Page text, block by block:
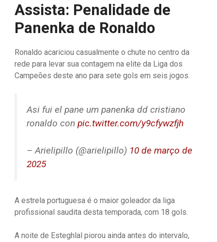
Assista: Penalidade de
Panenka de Ronaldo
Ronaldo acariciou casualmente o chute no centro da
rede para levar sua contagem na elite da Liga dos
Campeões deste ano para sete gols em seis jogos.
Asi fui el pane um panenka dd cristiano
ronaldo con pic.twitter.com/y9cfywzfjh
– Arielipillo (@arielipillo) 10 de março de
2025
A estrela portuguesa é o maior goleador da liga
profissional saudita desta temporada, com 18 gols.
A noite de Esteghlal piorou ainda antes do intervalo,